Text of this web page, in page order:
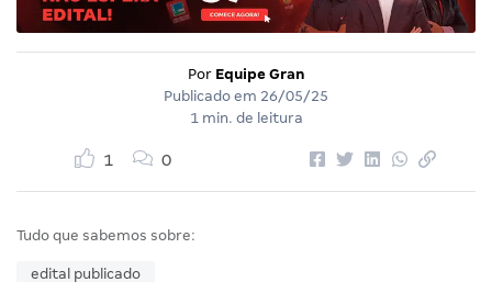
Por Equipe Gran
Publicado em 26/05/25
1 min. de leitura
1 0
Tudo que sabemos sobre:
edital publicado